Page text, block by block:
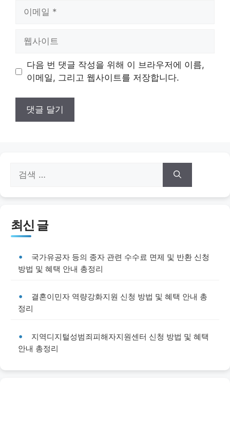
트
다음 번 댓글 작성을 위해 이 브라우저에 이름,
이메일, 그리고 웹사이트를 저장합니다.
색:
최신 글
국가유공자 등의 종자 관련 수수료 면제 및 반환 신청
방법 및 혜택 안내 총정리
결혼이민자 역량강화지원 신청 방법 및 혜택 안내 총
정리
지역디지털성범죄피해자지원센터 신청 방법 및 혜택
안내 총정리